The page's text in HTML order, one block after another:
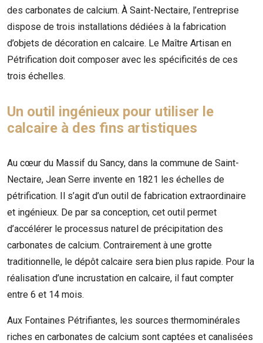
des carbonates de calcium. À Saint-Nectaire, l’entreprise
dispose de trois installations dédiées à la fabrication
d’objets de décoration en calcaire. Le Maître Artisan en
Pétrification doit composer avec les spécificités de ces
trois échelles.
Un outil ingénieux pour utiliser le
calcaire à des fins artistiques
Au cœur du Massif du Sancy, dans la commune de Saint-
Nectaire, Jean Serre invente en 1821 les échelles de
pétrification. Il s’agit d’un outil de fabrication extraordinaire
et ingénieux. De par sa conception, cet outil permet
d’accélérer le processus naturel de précipitation des
carbonates de calcium. Contrairement à une grotte
traditionnelle, le dépôt calcaire sera bien plus rapide. Pour la
réalisation d’une incrustation en calcaire, il faut compter
entre 6 et 14 mois.
Aux Fontaines Pétrifiantes, les sources thermominérales
riches en carbonates de calcium sont captées et canalisées